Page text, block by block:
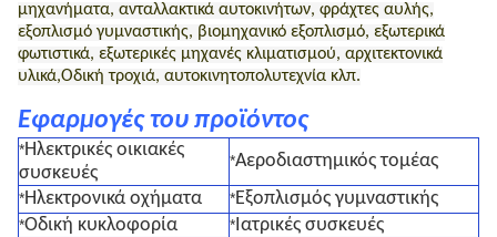
μηχανήματα, ανταλλακτικά αυτοκινήτων, φράχτες αυλής,
εξοπλισμό γυμναστικής, βιομηχανικό εξοπλισμό, εξωτερικά
φωτιστικά, εξωτερικές μηχανές κλιματισμού, αρχιτεκτονικά
υλικά,Οδική τροχιά, αυτοκινητοπολυτεχνία κλπ.
Εφαρμογές του προϊόντος
*Ηλεκτρικές οικιακές
συσκευές
*Αεροδιαστημικός τομέας
*Ηλεκτρονικά οχήματα *Εξοπλισμός γυμναστικής
*Οδική κυκλοφορία *Ιατρικές συσκευές